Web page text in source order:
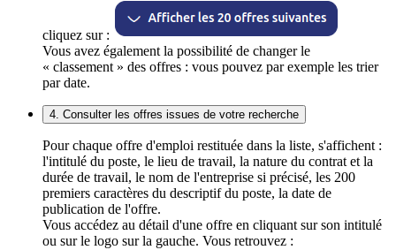
cliquez sur :
Vous avez également la possibilité de changer le
« classement » des offres : vous pouvez par exemple les trier
par date.
4. Consulter les offres issues de votre recherche
Pour chaque offre d'emploi restituée dans la liste, s'affichent :
l'intitulé du poste, le lieu de travail, la nature du contrat et la
durée de travail, le nom de l'entreprise si précisé, les 200
premiers caractères du descriptif du poste, la date de
publication de l'offre.
Vous accédez au détail d'une offre en cliquant sur son intitulé
ou sur le logo sur la gauche. Vous retrouvez :